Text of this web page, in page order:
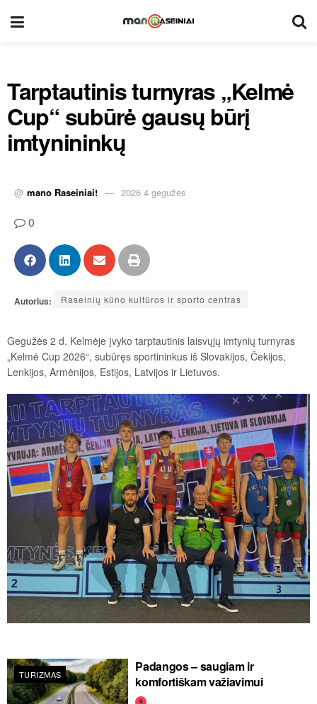
Tarptautinis turnyras „Kelmė
Cup“ subūrė gausų būrį
imtynininkų
@ mano Raseiniai! 2026 4 gegužės
0
Autorius: Raseinių kūno kultūros ir sporto centras
Gegužės 2 d. Kelmėje įvyko tarptautinis laisvųjų imtynių turnyras
„Kelmė Cup 2026“, subūręs sportininkus iš Slovakijos, Čekijos,
Lenkijos, Armėnijos, Estijos, Latvijos ir Lietuvos.
TURIZMAS
Padangos – saugiam ir
komfortiškam važiavimui